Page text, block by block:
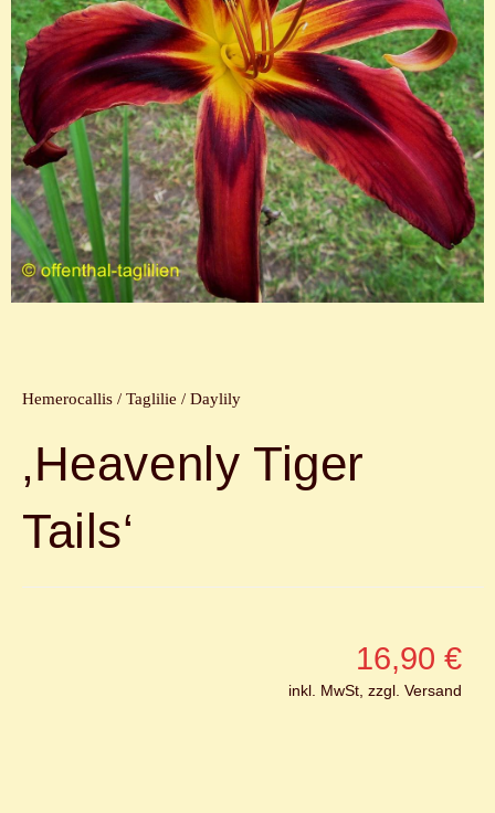
Hemerocallis / Taglilie / Daylily
‚Heavenly Tiger
Tails‘
16,90 €
inkl. MwSt, zzgl. Versand